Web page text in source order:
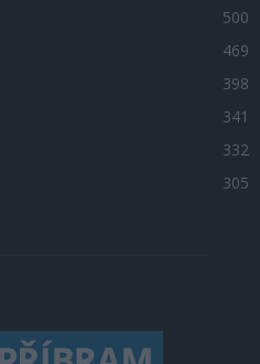
500
469
398
341
332
305